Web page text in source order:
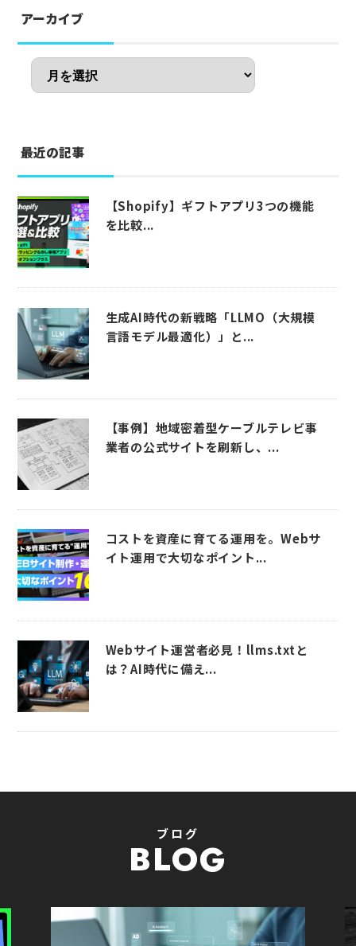
アーカイブ
最近の記事
【Shopify】ギフトアプリ3つの機能
を比較...
生成AI時代の新戦略「LLMO（大規模
言語モデル最適化）」と...
【事例】地域密着型ケーブルテレビ事
業者の公式サイトを刷新し、...
コストを資産に育てる運用を。Webサ
イト運用で大切なポイント...
Webサイト運営者必見！llms.txtと
は？AI時代に備え...
ブログ
BLOG